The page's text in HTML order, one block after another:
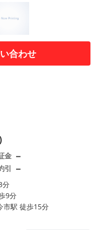
合わせ
金 －
引 －
分
9分
市駅 徒歩15分